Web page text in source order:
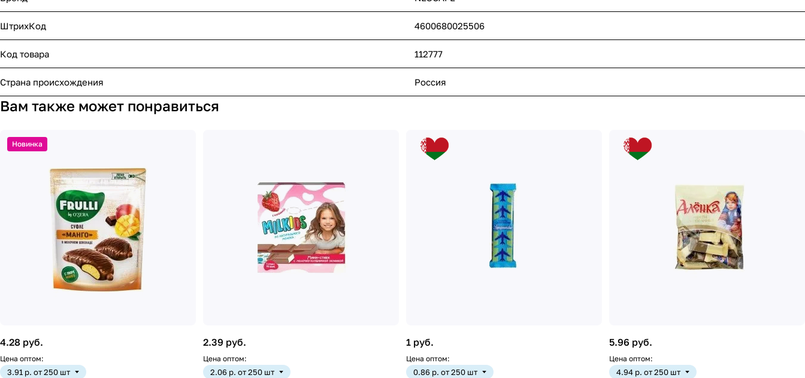
ШтрихКод 4600680025506
Код товара 112777
Страна происхождения Россия
Вам также может понравиться
Новинка
4.28 руб.
Цена оптом:
3.91 р. от 250 шт
2.39 руб.
Цена оптом:
2.06 р. от 250 шт
1 руб.
Цена оптом:
0.86 р. от 250 шт
5.96 руб.
Цена оптом:
4.94 р. от 250 шт